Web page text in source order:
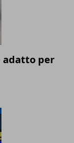
adatto per